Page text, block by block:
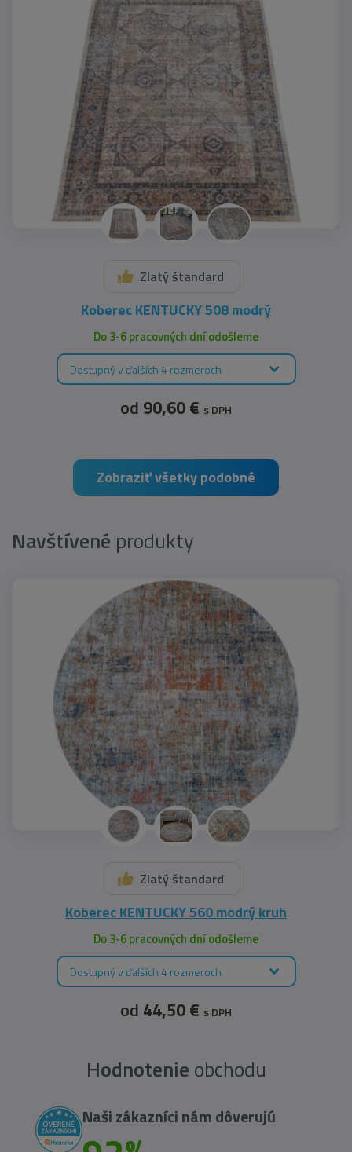
Zlatý štandard
Koberec KENTUCKY 508 modrý
Do 3-6 pracovných dní odošleme
Dostupný v ďalších 4 rozmeroch
od 90,60 € s DPH
Zobraziť všetky podobné
Navštívené produkty
Zlatý štandard
Koberec KENTUCKY 560 modrý kruh
Do 3-6 pracovných dní odošleme
Dostupný v ďalších 4 rozmeroch
od 44,50 € s DPH
Hodnotenie obchodu
Naši zákazníci nám dôverujú